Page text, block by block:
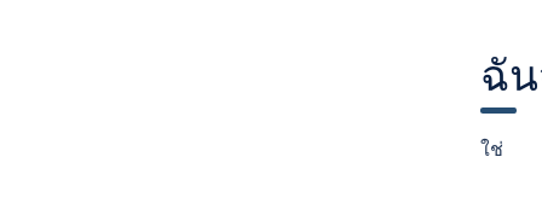
ฉั
ใช่